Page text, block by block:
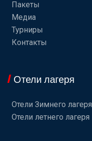
Пакеты
Медиа
Турниры
Контакты
Отели лагеря
Отели Зимнего лагеря
Отели летнего лагеря